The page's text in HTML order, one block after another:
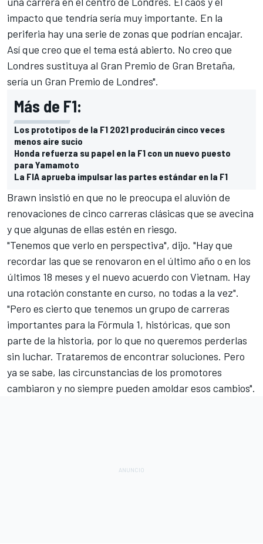
impacto que tendría sería muy importante. En la
periferia hay una serie de zonas que podrían encajar.
Así que creo que el tema está abierto. No creo que
Londres sustituya al Gran Premio de Gran Bretaña,
sería un Gran Premio de Londres".
Más de F1:
Los prototipos de la F1 2021 producirán cinco veces
menos aire sucio
Honda refuerza su papel en la F1 con un nuevo puesto
para Yamamoto
La FIA aprueba impulsar las partes estándar en la F1
Brawn insistió en que no le preocupa el aluvión de
renovaciones de cinco carreras clásicas que se avecina
y que algunas de ellas estén en riesgo.
"Tenemos que verlo en perspectiva", dijo. "Hay que
recordar las que se renovaron en el último año o en los
últimos 18 meses y el nuevo acuerdo con Vietnam. Hay
una rotación constante en curso, no todas a la vez".
"Pero es cierto que tenemos un grupo de carreras
importantes para la Fórmula 1, históricas, que son
parte de la historia, por lo que no queremos perderlas
sin luchar. Trataremos de encontrar soluciones. Pero
ya se sabe, las circunstancias de los promotores
cambiaron y no siempre pueden amoldar esos cambios".